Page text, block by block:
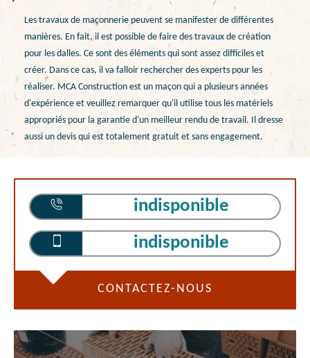
Les travaux de maçonnerie peuvent se manifester de différentes
manières. En fait, il est possible de faire des travaux de création
pour les dalles. Ce sont des éléments qui sont assez difficiles et
créer. Dans ce cas, il va falloir rechercher des experts pour les
réaliser. MCA Construction est un maçon qui a plusieurs années
d'expérience et veuillez remarquer qu'il utilise tous les matériels
appropriés pour la garantie d'un meilleur rendu de travail. Il dresse
aussi un devis qui est totalement gratuit et sans engagement.
indisponible
indisponible
CONTACTEZ-NOUS